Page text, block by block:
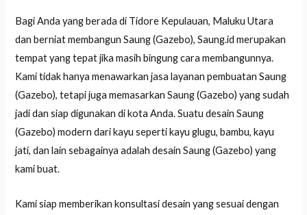
Bagi Anda yang berada di Tidore Kepulauan, Maluku Utara
dan berniat membangun Saung (Gazebo), Saung.id merupakan
tempat yang tepat jika masih bingung cara membangunnya.
Kami tidak hanya menawarkan jasa layanan pembuatan Saung
(Gazebo), tetapi juga memasarkan Saung (Gazebo) yang sudah
jadi dan siap digunakan di kota Anda. Suatu desain Saung
(Gazebo) modern dari kayu seperti kayu glugu, bambu, kayu
jati, dan lain sebagainya adalah desain Saung (Gazebo) yang
kami buat.
Kami siap memberikan konsultasi desain yang sesuai dengan